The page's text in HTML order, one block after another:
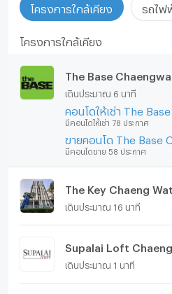
โครงการใกล้เคียง รถไฟ
โครงการใกล้เคียง
The Base
เดินประมาณ 6 นาที
คอนโดให้เช่า The
มีคอนโดให้เช่า 78 ประกาศ
ขายคอนโด The Base
มีคอนโดขาย 58 ประกาศ
The Key Chaeng
เดินประมาณ 16 นาที
เดินประมาณ 1 นาที